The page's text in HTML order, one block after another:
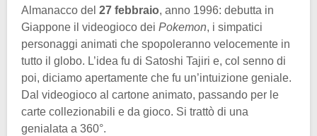
Almanacco del 27 febbraio, anno 1996: debutta in
Giappone il videogioco dei Pokemon, i simpatici
personaggi animati che spopoleranno velocemente in
tutto il globo. L’idea fu di Satoshi Tajiri e, col senno di
poi, diciamo apertamente che fu un’intuizione geniale.
Dal videogioco al cartone animato, passando per le
carte collezionabili e da gioco. Si trattò di una
genialata a 360°.